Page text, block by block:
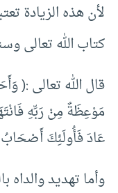
لأن هذه الزيادة
كتاب الله تعالى
قال الله تعالى :(
مَوْعِظَةٌ مِنْ رَبِّهِ
عَادَ فَأُولَئِكَ أَصْحَابُ
وأما تهديد والداه